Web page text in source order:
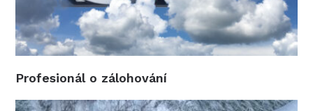
Profesionál o zálohování